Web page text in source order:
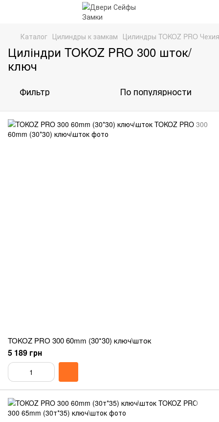
Каталог Цилиндры к замкам Цилиндры TOKOZ PRO Чехия
Циліндри TOKOZ PRO 300 шток/
ключ
Фильтр По популярности
TOKOZ PRO 300 60mm (30*30) ключ\шток
5 189 грн